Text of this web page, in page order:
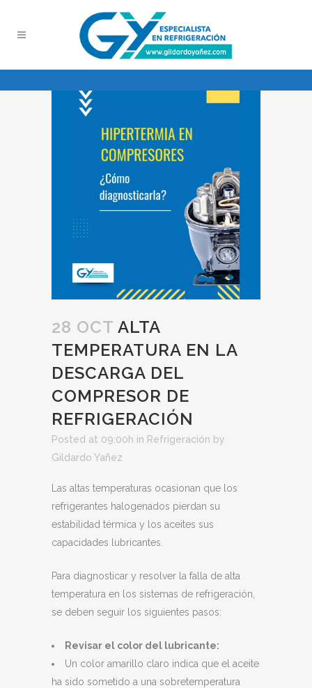
28 OCT ALTA
TEMPERATURA EN LA
DESCARGA DEL
COMPRESOR DE
REFRIGERACIÓN
Posted at 09:00h in Refrigeración by
Gildardo Yañez
Las altas temperaturas ocasionan que los
refrigerantes halogenados pierdan su
estabilidad térmica y los aceites sus
capacidades lubricantes.
Para diagnosticar y resolver la falla de alta
temperatura en los sistemas de refrigeración,
se deben seguir los siguientes pasos:
Revisar el color del lubricante:
Un color amarillo claro indica que el aceite
ha sido sometido a una sobretemperatura